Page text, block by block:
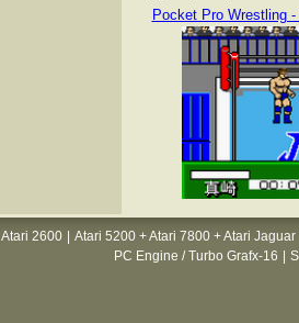
Pocket Pro Wrestling
Atari 2600 Atari 5200 + Atari 7800 + Atari Jaguar
PC Engine / Turbo Grafx-16